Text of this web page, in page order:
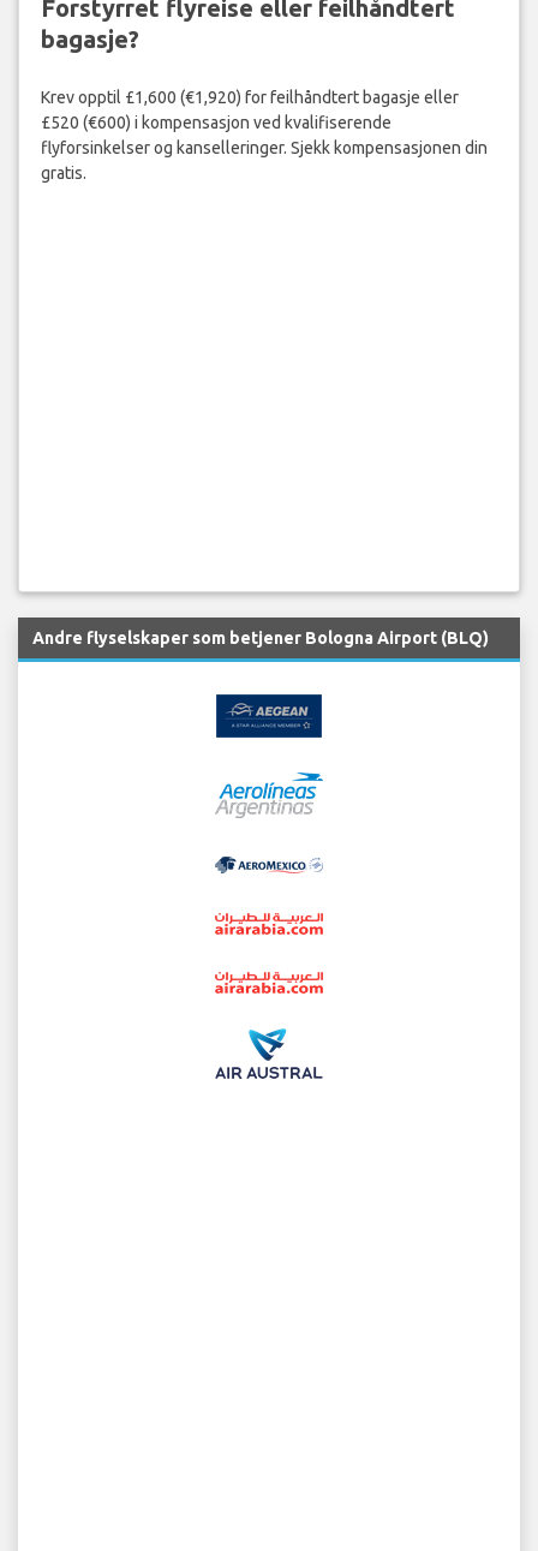
Forstyrret flyreise eller feilhåndtert
bagasje?
Krev opptil £1,600 (€1,920) for feilhåndtert bagasje eller
£520 (€600) i kompensasjon ved kvalifiserende
flyforsinkelser og kanselleringer. Sjekk kompensasjonen din
gratis.
Andre flyselskaper som betjener Bologna Airport (BLQ)